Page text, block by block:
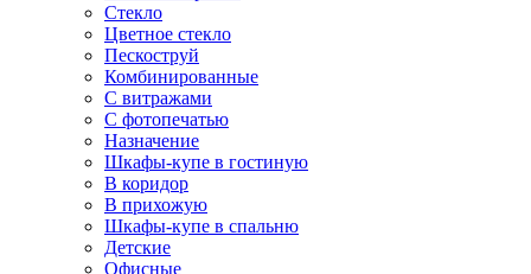
Стекло
Цветное стекло
Пескоструй
Комбинированные
С витражами
С фотопечатью
Назначение
Шкафы-купе в гостиную
В коридор
В прихожую
Шкафы-купе в спальню
Детские
Офисные